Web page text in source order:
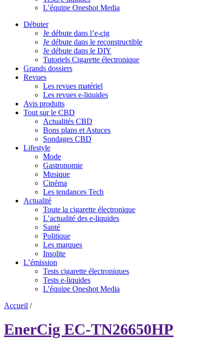
L’équipe Oneshot Media
Débuter
Je débute dans l’e-cig
Je débute dans le reconstructible
Je débute dans le DIY
Tutoriels Cigarette électronique
Grands dossiers
Revues
Les revues matériel
Les revues e-liquides
Avis produits
Tout sur le CBD
Actualités CBD
Bons plans et Astuces
Sondages CBD
Lifestyle
Mode
Gastronomie
Musique
Cinéma
Les tendances Tech
Actualité
Toute la cigarette électronique
L’actualité des e-liquides
Santé
Politique
Les marques
Insolite
L’émission
Tests cigarette électroniques
Tests e-liquides
L’équipe Oneshot Media
Accueil /
EnerCig EC-TN26650HP